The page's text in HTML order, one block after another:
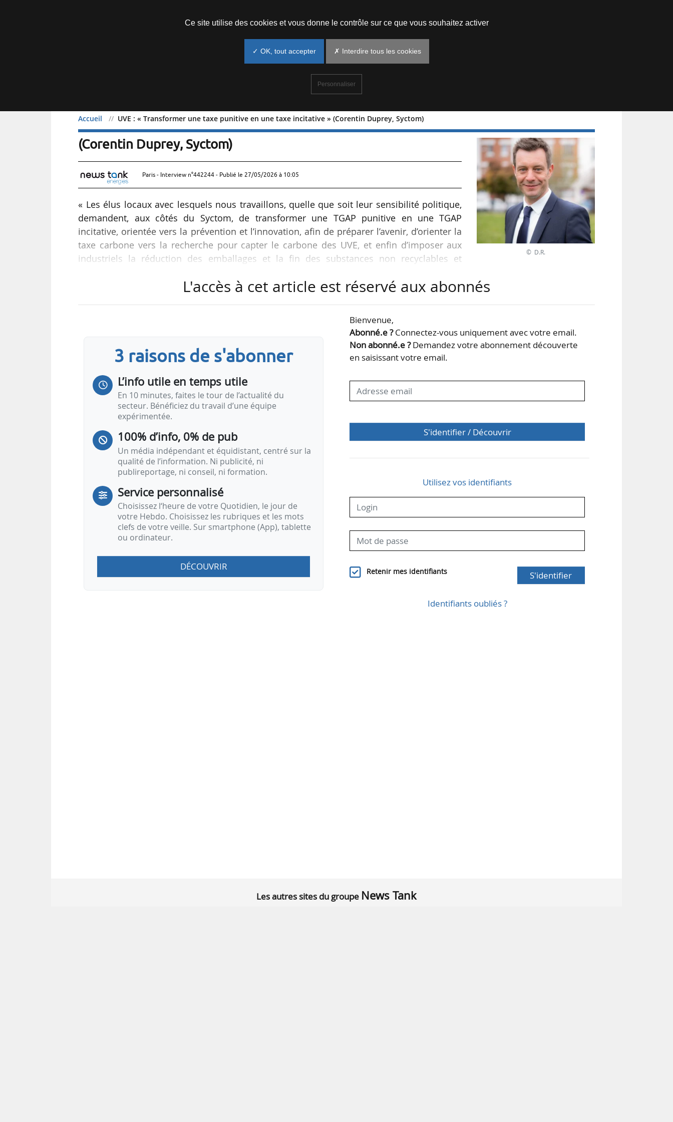
Accueil UVE : « Transformer une taxe punitive en une taxe incitative » (Corentin Duprey, Syctom)
UVE : « Transformer une taxe punitive en une taxe incitative »
(Corentin Duprey, Syctom)
Paris - Interview n°442244 - Publié le 27/05/2026 à 10:05
« Les élus locaux avec lesquels nous travaillons, quelle que soit leur sensibilité politique,
demandent, aux côtés du Syctom, de transformer une TGAP punitive en une TGAP
incitative, orientée vers la prévention et l’innovation, afin de préparer l’avenir, d’orienter la
taxe carbone vers la recherche pour capter le carbone des UVE, et enfin d’imposer aux
industriels la réduction des emballages et la fin des substances non recyclables et
déclare Corentin Duprey, président du Syctom, à News Tank le 27/05/2026.
assimilés en Île-de-France. « À l’échelle nationale, 14 TWh d’énergie sont produits tous les
© D.R.
L'accès à cet article est réservé aux abonnés
3 raisons de s'abonner
L’info utile en temps utile
En 10 minutes, faites le tour de l’actualité du
secteur. Bénéficiez du travail d’une équipe
expérimentée.
100% d’info, 0% de pub
Un média indépendant et équidistant, centré sur la
qualité de l’information. Ni publicité, ni
publireportage, ni conseil, ni formation.
Service personnalisé
Choisissez l‘heure de votre Quotidien, le jour de
votre Hebdo. Choisissez les rubriques et les mots
clefs de votre veille. Sur smartphone (App), tablette
ou ordinateur.
DÉCOUVRIR
Bienvenue,
Abonné.e ?Connectez-vous uniquement avec votre email.
Non abonné.e ?Demandez votre abonnement découverte
en saisissant votre email.
S'identifier / Découvrir
Utilisez vos identifiants
Retenir mes identifiants S'identifier
Identifiants oubliés ?
Les autres sites du groupe News Tank
Ce site utilise des cookies et vous donne le contrôle sur ce que vous souhaitez activer
✓ OK, tout accepter ✗ Interdire tous les cookies
Personnaliser